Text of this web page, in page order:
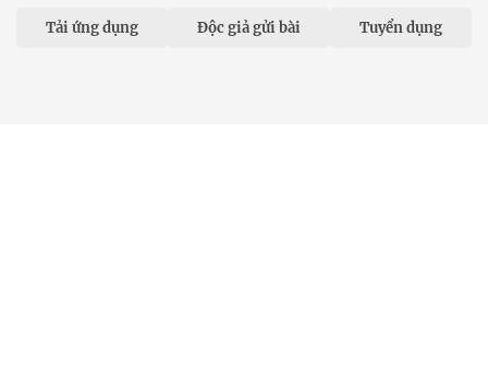
Tải ứng dụng Độc giả gửi bài Tuyển dụng